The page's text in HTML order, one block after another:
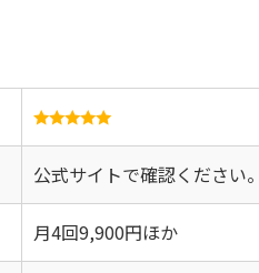
公式サイトで確認ください。
月4回9,900円ほか